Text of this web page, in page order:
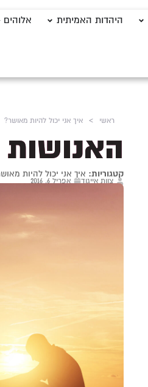
היהדות האמיתית אלוהים
ראשי > איך אני יכול להיות מאושר?
קטגוריות: איך אני יכול להיות
צוות אייגוד אפריל 6, 2016